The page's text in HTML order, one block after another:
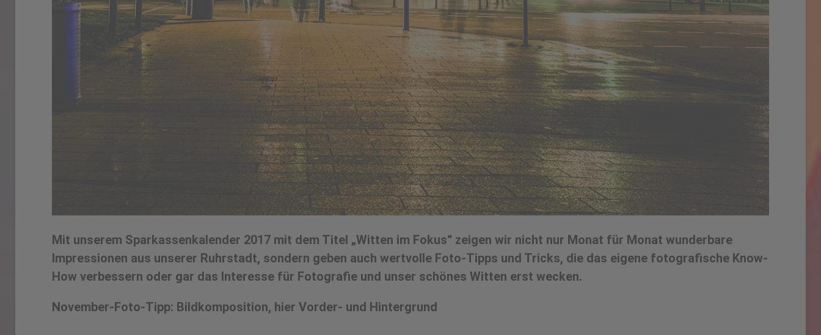
Mit unserem Sparkassenkalender 2017 mit dem Titel „Witten im Fokus“ zeigen wir nicht nur Monat für Monat wunderbare
Impressionen aus unserer Ruhrstadt, sondern geben auch wertvolle Foto-Tipps und Tricks, die das eigene fotografische Know-
How verbessern oder gar das Interesse für Fotografie und unser schönes Witten erst wecken.
November-Foto-Tipp: Bildkomposition, hier Vorder- und Hintergrund